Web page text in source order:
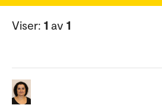
Viser: 1 av 1